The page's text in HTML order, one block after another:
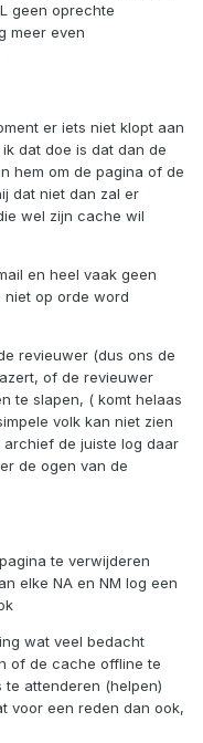
geen oprechte
meer even
er iets niet klopt aan
dat doe is dat dan de
hem om de pagina of de
dat niet dan zal er
wel zijn cache wil
en heel vaak geen
op orde word
revieuwer (dus ons de
of de revieuwer
te slapen, ( komt helaas
volk kan niet zien
de juiste log daar
de ogen van de
te verwijderen
elke NA en NM log een
wat veel bedacht
of de cache offline te
attenderen (helpen)
voor een reden dan ook,